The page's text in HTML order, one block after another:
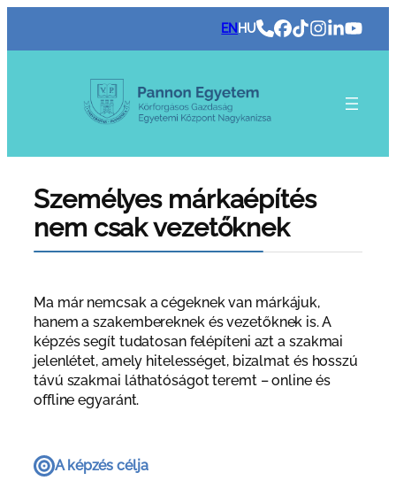
tartalomhoz
EN HU
Személyes márkaépítés
nem csak vezetőknek
Ma már nemcsak a cégeknek van márkájuk,
hanem a szakembereknek és vezetőknek is. A
képzés segít tudatosan felépíteni azt a szakmai
jelenlétet, amely hitelességet, bizalmat és hosszú
távú szakmai láthatóságot teremt – online és
offline egyaránt.
A képzés célja